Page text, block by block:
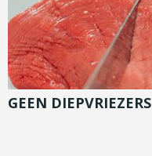
GEEN DIEPVRIEZERS